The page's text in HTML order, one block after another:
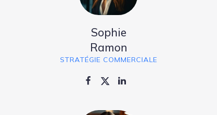
Sophie
Ramon
STRATÉGIE COMMERCIALE